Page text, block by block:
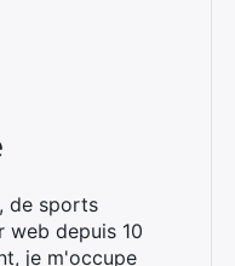
de sports
web depuis 10
je m'occupe